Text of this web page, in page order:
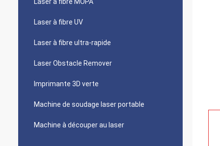
Laser à fibre UV
Laser à fibre ultra-rapide
Laser Obstacle Remover
Imprimante 3D verte
Machine de soudage laser portable
Machine à découper au laser